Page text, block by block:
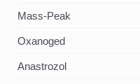
Mass-Peak
Oxanoged
Аnastrozol